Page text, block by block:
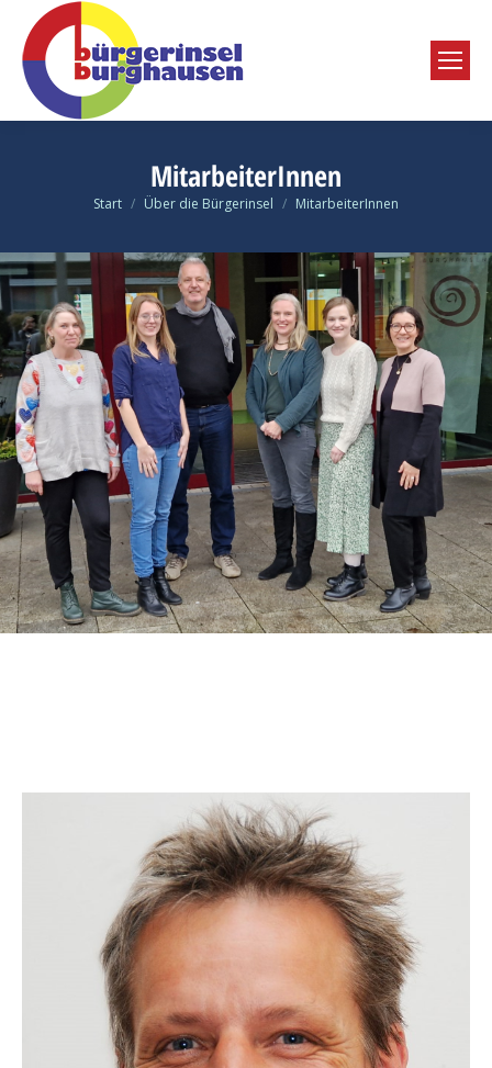
MitarbeiterInnen
Sie befinden sich hier:
Start Über die Bürgerinsel MitarbeiterInnen